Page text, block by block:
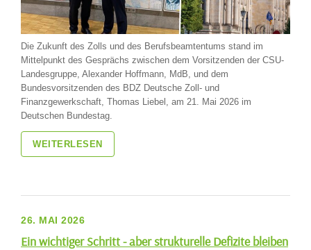
Die Zukunft des Zolls und des Berufsbeamtentums stand im
Mittelpunkt des Gesprächs zwischen dem Vorsitzenden der CSU-
Landesgruppe, Alexander Hoffmann, MdB, und dem
Bundesvorsitzenden des BDZ Deutsche Zoll- und
Finanzgewerkschaft, Thomas Liebel, am 21. Mai 2026 im
Deutschen Bundestag.
WEITERLESEN
26. MAI 2026
Ein wichtiger Schritt - aber strukturelle Defizite bleiben